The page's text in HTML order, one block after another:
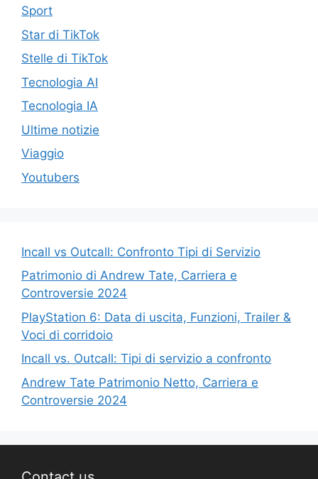
Sport
Star di TikTok
Stelle di TikTok
Tecnologia AI
Tecnologia IA
Ultime notizie
Viaggio
Youtubers
Incall vs Outcall: Confronto Tipi di Servizio
Patrimonio di Andrew Tate, Carriera e
Controversie 2024
PlayStation 6: Data di uscita, Funzioni, Trailer &
Voci di corridoio
Incall vs. Outcall: Tipi di servizio a confronto
Andrew Tate Patrimonio Netto, Carriera e
Controversie 2024